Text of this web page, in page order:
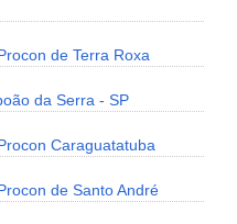
de Terra Roxa
da Serra - SP
Caraguatatuba
de Santo André